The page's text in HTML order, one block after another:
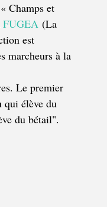
Champs et
FUGEA (La
est
marcheurs à la
Le premier
qui élève du
du bétail".